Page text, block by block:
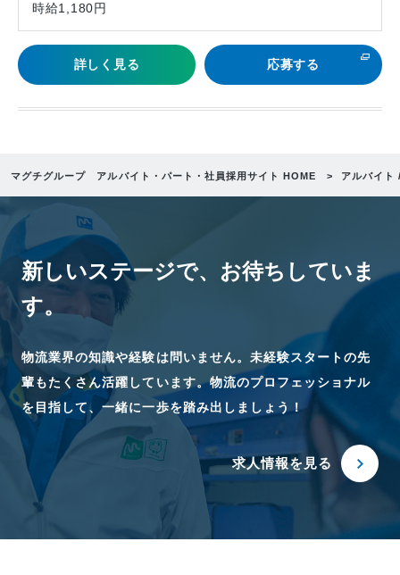
時給1,180円
詳しく見る 応募する
マグチグループ アルバイト・パート・社員採用サイト HOME アルバイト
新しいステージで、 お待ちしていま
す。
物流業界の知識や経験は問いません。未経験スタートの先
輩もたくさん活躍しています。物流のプロフェッショナル
を目指して、一緒に一歩を踏み出しましょう！
求人情報を見る